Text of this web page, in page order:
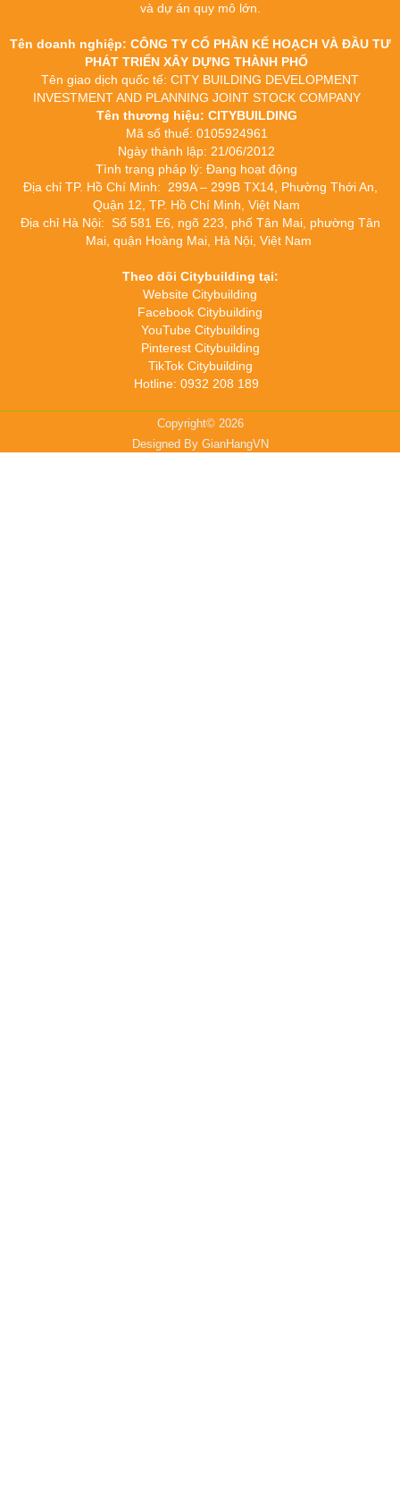
và dự án quy mô lớn.
Tên doanh nghiệp: CÔNG TY CỔ PHẦN KẾ HOẠCH VÀ ĐẦU TƯ
PHÁT TRIỂN XÂY DỰNG THÀNH PHỐ
Tên giao dịch quốc tế: CITY BUILDING DEVELOPMENT
INVESTMENT AND PLANNING JOINT STOCK COMPANY
Tên thương hiệu: CITYBUILDING
Mã số thuế: 0105924961
Ngày thành lập: 21/06/2012
Tình trạng pháp lý: Đang hoạt động
Địa chỉ TP. Hồ Chí Minh: 299A – 299B TX14, Phường Thới An,
Quận 12, TP. Hồ Chí Minh, Việt Nam
Địa chỉ Hà Nội: Số 581 E6, ngõ 223, phố Tân Mai, phường Tân
Mai, quận Hoàng Mai, Hà Nội, Việt Nam
Theo dõi Citybuilding tại:
Website Citybuilding
Facebook Citybuilding
YouTube Citybuilding
Pinterest Citybuilding
TikTok Citybuilding
Hotline: 0932 208 189
Copyright© 2026
Designed By GianHangVN